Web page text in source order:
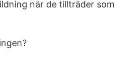
när de tillträder som